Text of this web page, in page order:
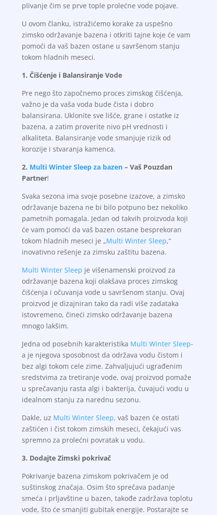
plivanje čim se prve tople prolećne vode pojave.
U ovom članku, istražićemo korake za uspešno
zimsko održavanje bazena i otkriti tajne koje će vam
pomoći da vaš bazen ostane u savršenom stanju
tokom hladnih meseci.
1. Čišćenje i Balansiranje Vode
Pre nego što započnemo proces zimskog čišćenja,
važno je da vaša voda bude čista i dobro
balansirana. Uklonite sve lišće, grane i ostatke iz
bazena, a zatim proverite nivo pH vrednosti i
alkaliteta. Balansiranje vode smanjuje rizik od
korozije i stvaranja kamenca.
2. Multi Winter Sleep za bazen– Vaš Pouzdan
Partner!
Svaka sezona ima svoje posebne izazove, a zimsko
održavanje bazena ne bi bilo potpuno bez nekoliko
pametnih pomagala. Jedan od takvih proizvoda koji
će vam pomoći da vaš bazen ostane besprekoran
tokom hladnih meseci je „Multi Winter Sleep,“
inovativno rešenje za zimsku zaštitu bazena.
Multi Winter Sleep je višenamenski proizvod za
održavanje bazena koji olakšava proces zimskog
čišćenja i očuvanja vode u savršenom stanju. Ovaj
proizvod je dizajniran tako da radi više zadataka
istovremeno, čineći zimsko održavanje bazena
mnogo lakšim.
Jedna od posebnih karakteristika Multi Winter Sleep-
a je njegova sposobnost da održava vodu čistom i
bez algi tokom cele zime. Zahvaljujući ugrađenim
sredstvima za tretiranje vode, ovaj proizvod pomaže
u sprečavanju rasta algi i bakterija, čuvajući vodu u
idealnom stanju za narednu sezonu.
Dakle, uz Multi Winter Sleep, vaš bazen će ostati
zaštićen i čist tokom zimskih meseci, čekajući vas
spremno za prolećni povratak u vodu.
3. Dodajte Zimski pokrivač
Pokrivanje bazena zimskom pokrivačem je od
suštinskog značaja. Osim što sprečava padanje
smeća i prljavštine u bazen, takođe zadržava toplotu
vode, što će smanjiti gubitak energije. Postarajte se